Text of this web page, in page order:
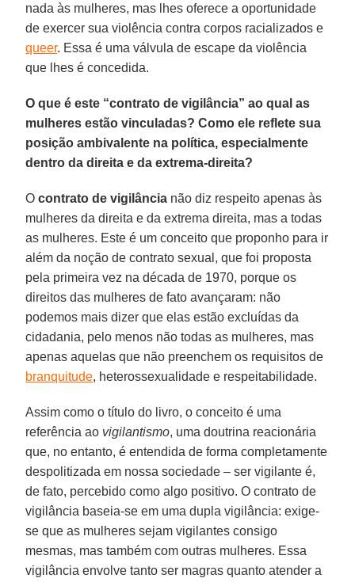
nada às mulheres, mas lhes oferece a oportunidade
de exercer sua violência contra corpos racializados e
queer. Essa é uma válvula de escape da violência
que lhes é concedida.
O que é este “contrato de vigilância” ao qual as
mulheres estão vinculadas? Como ele reflete sua
posição ambivalente na política, especialmente
dentro da direita e da extrema-direita?
Ocontrato de vigilância não diz respeito apenas às
mulheres da direita e da extrema direita, mas a todas
as mulheres. Este é um conceito que proponho para ir
além da noção de contrato sexual, que foi proposta
pela primeira vez na década de 1970, porque os
direitos das mulheres de fato avançaram: não
podemos mais dizer que elas estão excluídas da
cidadania, pelo menos não todas as mulheres, mas
apenas aquelas que não preenchem os requisitos de
branquitude, heterossexualidade e respeitabilidade.
Assim como o título do livro, o conceito é uma
referência ao vigilantismo, uma doutrina reacionária
que, no entanto, é entendida de forma completamente
despolitizada em nossa sociedade – ser vigilante é,
de fato, percebido como algo positivo. O contrato de
vigilância baseia-se em uma dupla vigilância: exige-
se que as mulheres sejam vigilantes consigo
mesmas, mas também com outras mulheres. Essa
vigilância envolve tanto ser magras quanto atender a